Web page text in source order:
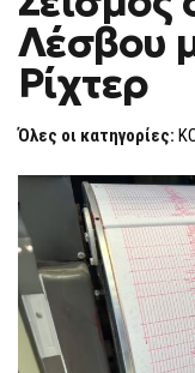
Λέσβου
Ρίχτερ
Όλες οι κατηγορίες: